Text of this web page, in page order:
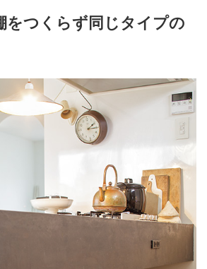
をつくらず同じタイプの